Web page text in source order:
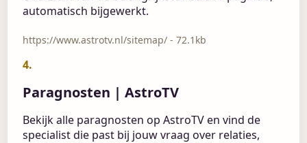
automatisch bijgewerkt.
https://www.astrotv.nl/sitemap/ - 72.1kb
4.
Paragnosten | AstroTV
Bekijk alle paragnosten op AstroTV en vind de
specialist die past bij jouw vraag over relaties,